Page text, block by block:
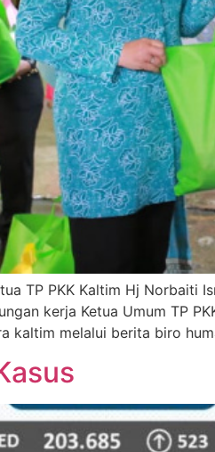
TP PKK Kaltim Hj Norbaiti
kerja Ketua Umum TP
kaltim melalui berita biro